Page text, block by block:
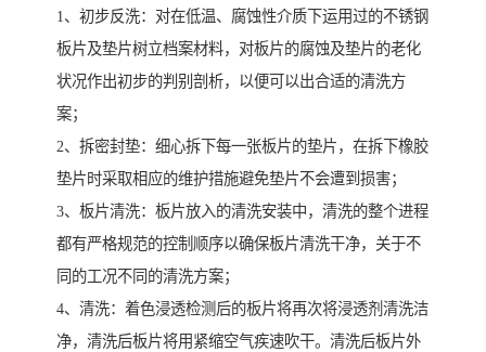
1、初步反洗：对在低温、腐蚀性介质下运用过的不锈钢
板片及垫片树立档案材料，对板片的腐蚀及垫片的老化
状况作出初步的判别剖析，以便可以出合适的清洗方
案；
2、拆密封垫：细心拆下每一张板片的垫片，在拆下橡胶
垫片时采取相应的维护措施避免垫片不会遭到损害；
3、板片清洗：板片放入的清洗安装中，清洗的整个进程
都有严格规范的控制顺序以确保板片清洗干净，关于不
同的工况不同的清洗方案；
4、清洗：着色浸透检测后的板片将再次将浸透剂清洗洁
净，清洗后板片将用紧缩空气疾速吹干。清洗后板片外